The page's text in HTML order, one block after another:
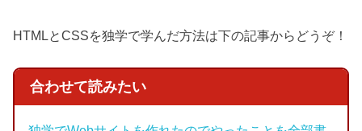
HTMLとCSSを独学で学んだ方法は下の記事からどうぞ！
合わせて読みたい